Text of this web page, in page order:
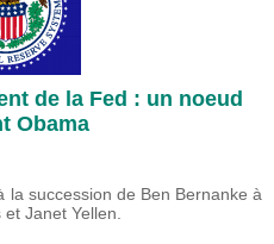
de la Fed : un noeud
Obama
la succession de Ben Bernanke à
Janet Yellen.